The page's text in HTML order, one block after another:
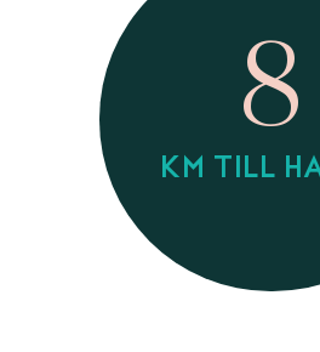
8
KM TILL